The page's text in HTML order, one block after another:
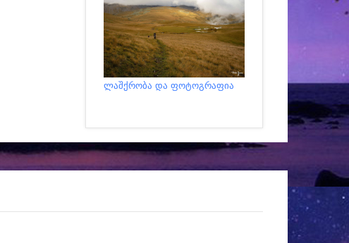
ლაშქრობა და ფოტოგრაფია